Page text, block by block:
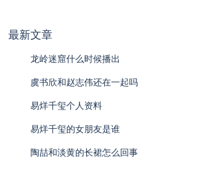
最新文章
龙岭迷窟什么时候播出
虞书欣和赵志伟还在一起吗
易烊千玺个人资料
易烊千玺的女朋友是谁
陶喆和淡黄的长裙怎么回事